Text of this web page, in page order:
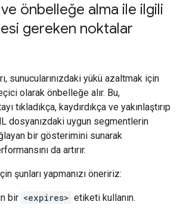
önbelleğe alma ile ilgili
gereken noktalar
sunucularınızdaki yükü azaltmak için
olarak önbelleğe alır. Bu,
tıkladıkça, kaydırdıkça ve yakınlaştırıp
dosyanızdaki uygun segmentlerin
bir gösterimini sunarak
da artırır.
şunları yapmanızı öneririz:
bir <expires> etiketi kullanın.